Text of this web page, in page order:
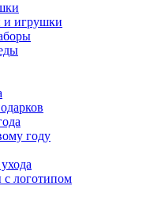
и игрушки
году
логотипом